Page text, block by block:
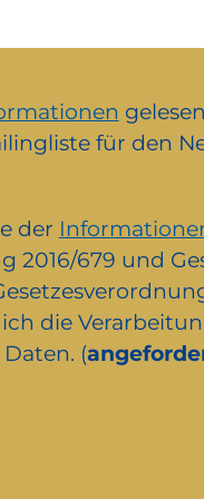
für den
der
2016/679 und
die
(